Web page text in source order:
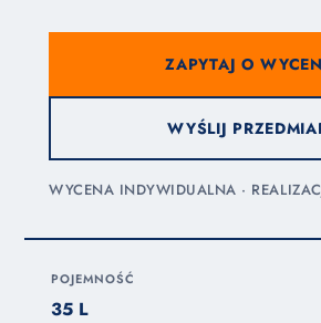
ZAPYTAJ O
WYŚLIJ
WYCENA INDYWIDUALNA ·
POJEMNOŚĆ
35 L